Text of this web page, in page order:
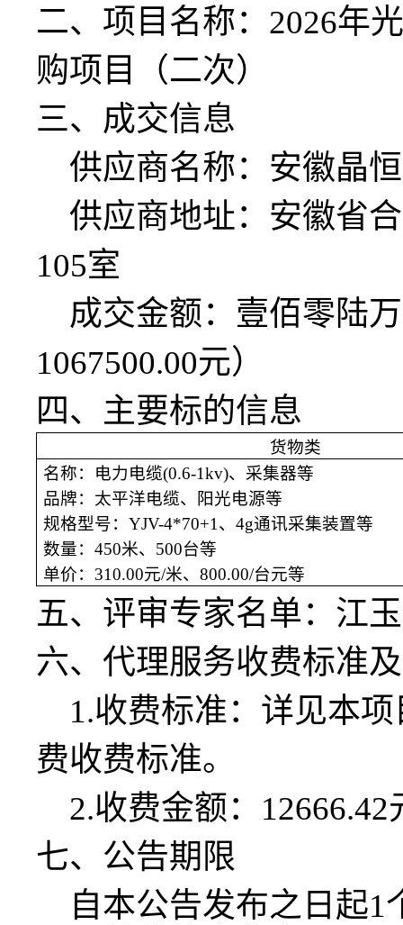
二、项目名称： 2026年
购项目（二次）
三、成交信息
供应商名称：安徽晶
供应商地址：安徽省
105室
成交金额：壹佰零陆
1067500.00元）
四、主要标的信息
货物类
名称：电力电缆(0.6-1kv)、采集器等
品牌：太平洋电缆、阳光电源等
规格型号：YJV-4*70+1、4g通讯采集装置等
数量：450米、500台等
单价： 310.00元/米、800.00/台元等
五、评审专家名单： 江
六、代理服务收费标准
1.收费标准：详见本
费收费标准。
2.收费金额：12666.42
七、公告期限
自本公告发布之日起1